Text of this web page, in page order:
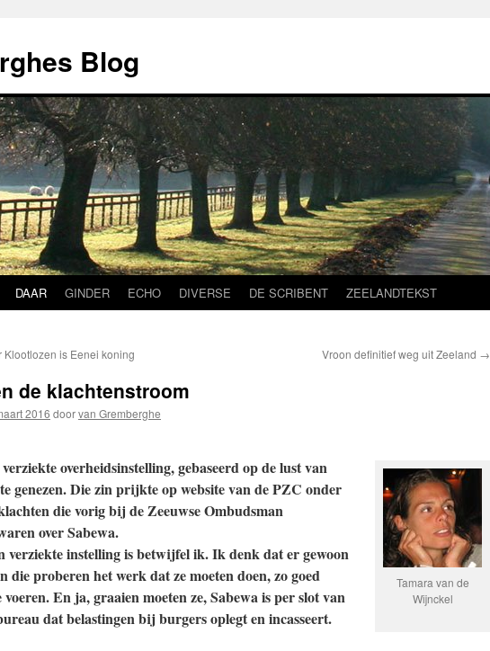
Blog
DAAR GINDER ECHO DIVERSE DE SCRIBENT ZEELANDTEKST
Klootlozen is Eenei koning Vroon definitief weg uit Zeeland →
de klachtenstroom
2016 doorvan Gremberghe
Tamara van de
Wijnckel
overheidsinstelling, gebaseerd op de lust van
genezen. Die zin prijkte op website van de PZC onder
die vorig bij de Zeeuwse Ombudsman
over Sabewa.
verziekte instelling is betwijfel ik. Ik denk dat er gewoon
die proberen het werk dat ze moeten doen, zo goed
En ja, graaien moeten ze, Sabewa is per slot van
dat belastingen bij burgers oplegt en incasseert.